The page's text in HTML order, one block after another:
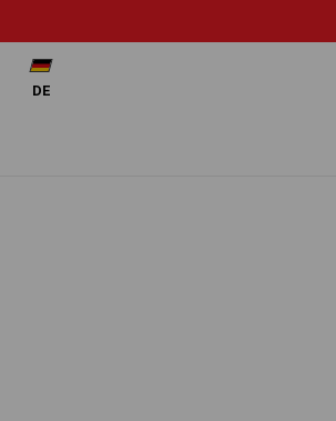
DE